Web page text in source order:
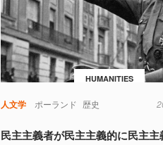
HUMANITIES
人文学 ポーランド 歴史
民主主義者が民主主義的に民主主